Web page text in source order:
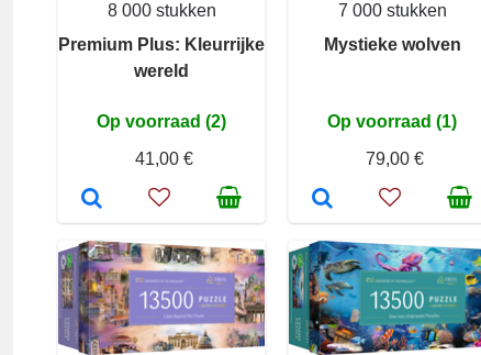
8 000 stukken
Premium Plus: Kleurrijke
wereld
Op voorraad (2)
41,00 €
7 000 stukken
Mystieke wolven
Op voorraad (1)
79,00 €